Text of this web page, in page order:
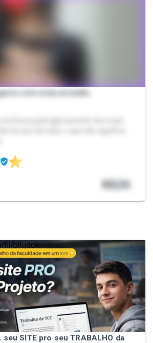
com meia arrastão
R$25
seu SITE pro seu TRABALHO da